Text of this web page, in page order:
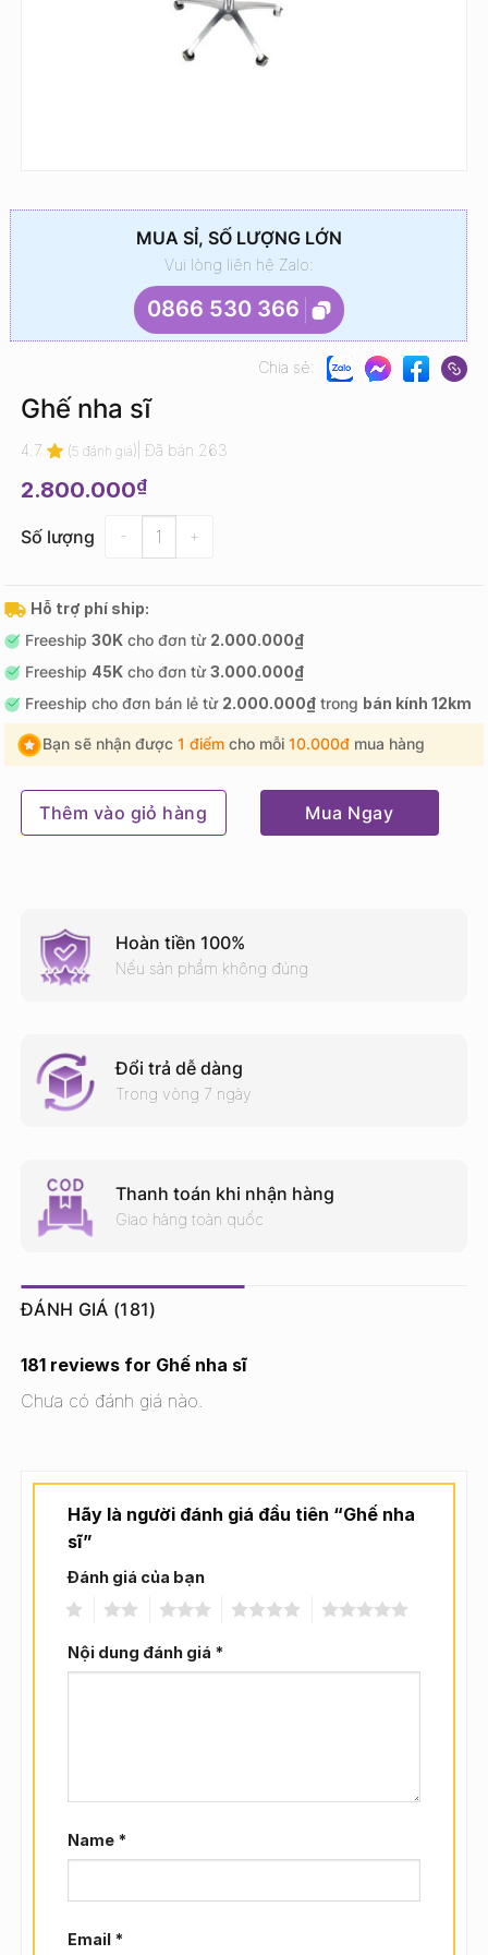
MUA SỈ, SỐ LƯỢNG LỚN
Vui lòng liên hệ Zalo:
0866 530 366
Chia sẻ:
Ghế nha sĩ
4.7 (5 đánh giá) Đã bán 263
2.800.000₫
Số lượng
Số lượng
Hỗ trợ phí ship:
Freeship 30K cho đơn từ 2.000.000₫
Freeship 45K cho đơn từ3.000.000₫
Freeship cho đơn bán lẻ từ 2.000.000₫ trong bán kính 12km
Bạn sẽ nhận được 1 điểm cho mỗi 10.000đ mua hàng
Thêm vào giỏ hàng Mua Ngay
Hoàn tiền 100%
Nếu sản phẩm không đúng
Đổi trả dễ dàng
Trong vòng 7 ngày
Thanh toán khi nhận hàng
Giao hàng toàn quốc
ĐÁNH GIÁ (181)
181 reviews for Ghế nha sĩ
Chưa có đánh giá nào.
Hãy là người đánh giá đầu tiên “Ghế nha
sĩ”
Đánh giá của bạn
Nội dung đánh giá *
Name *
Email *